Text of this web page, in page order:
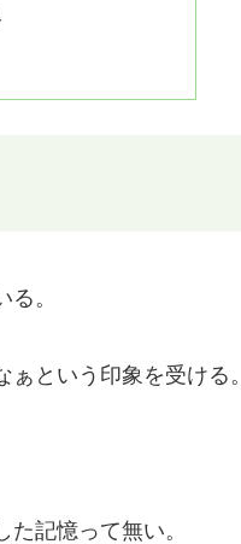
。
という印象を受ける。
記憶って無い。